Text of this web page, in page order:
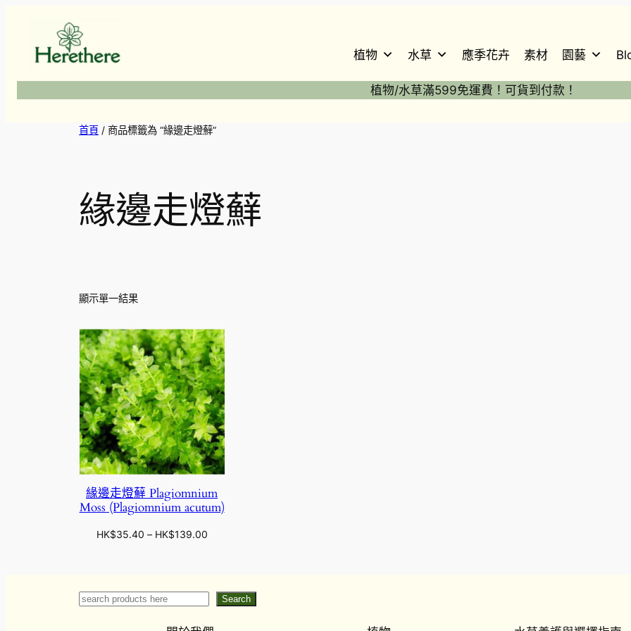
植物 水草 應季花卉 素材 園藝
植物/水草滿599免運費！可貨到付款！
首頁 / 商品標籤為 “緣邊走燈蘚”
緣邊走燈蘚
顯示單一結果
緣邊走燈蘚 Plagiomnium
Moss (Plagiomnium acutum)
HK$35.40 – HK$139.00價
：
K
Search Search